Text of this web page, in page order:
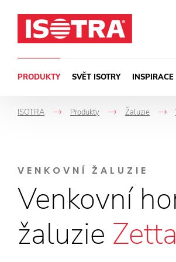
PRODUKTY SVĚT ISOTRY INSPIRACE
ISOTRA
->
Produkty
->
Žaluzie
VENKOVNÍ ŽALUZIE
Venkovní
žaluzie